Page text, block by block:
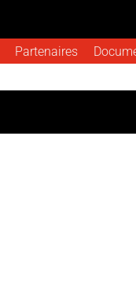
Partenaires